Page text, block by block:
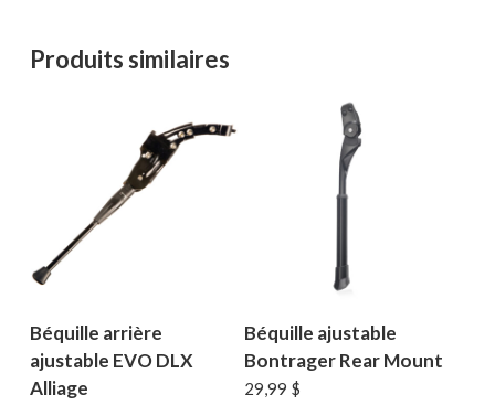
Produits similaires
Béquille arrière
ajustable EVO DLX
Alliage
Béquille ajustable
Bontrager Rear Mount
29,99 $